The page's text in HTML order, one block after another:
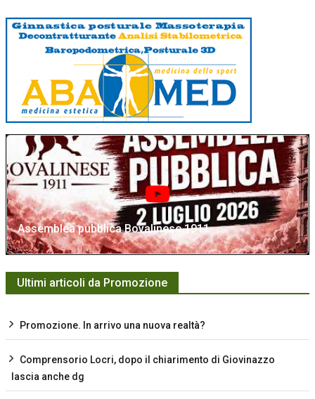
Assemblea pubblica Bovalinese 1911
Ultimi articoli da Promozione
Promozione. In arrivo una nuova realtà?
Comprensorio Locri, dopo il chiarimento di Giovinazzo
lascia anche dg